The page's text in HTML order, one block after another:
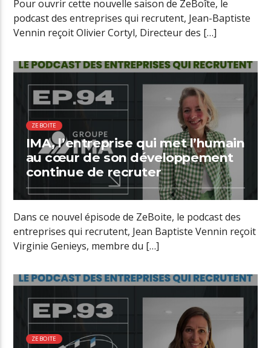
Pour ouvrir cette nouvelle saison de ZeBoîte, le
podcast des entreprises qui recrutent, Jean-Baptiste
Vennin reçoit Olivier Cortyl, Directeur des […]
ZEBOITE
IMA, l’entreprise qui met l’humain
au cœur de son développement
continue de recruter
Dans ce nouvel épisode de ZeBoite, le podcast des
entreprises qui recrutent, Jean Baptiste Vennin reçoit
Virginie Genieys, membre du […]
ZEBOITE